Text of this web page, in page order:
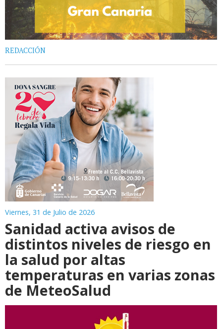
REDACCIÓN
Viernes, 31 de Julio de 2026
Sanidad activa avisos de
distintos niveles de riesgo en
la salud por altas
temperaturas en varias zonas
de MeteoSalud